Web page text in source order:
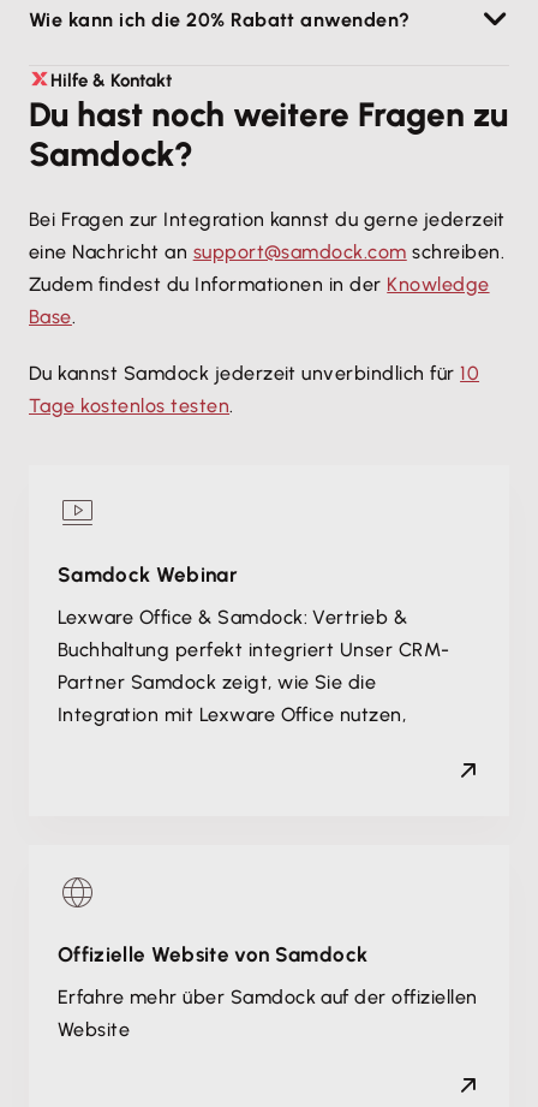
eine Nachricht an support@samdock.com schreiben.
Base.
Wie kann ich die 20% Rabatt anwenden?
Navigiere in Samdock in die Einstellungen und klicke
auf „Jetzt abonnieren“. Hinterlege nun dein
bevorzugtes Zahlungsmittel und gebe im Checkout
Gutschein ist nur bei jährlicher Abrechnung
einlösbar.
Hilfe & Kontakt
Du hast noch weitere Fragen zu
Samdock?
Bei Fragen zur Integration kannst du gerne jederzeit
eine Nachricht an support@samdock.com schreiben.
Zudem findest du Informationen in der Knowledge
Base.
Du kannst Samdock jederzeit unverbindlich für10
Tage kostenlos testen.
Samdock Webinar
Lexware Office & Samdock: Vertrieb &
Buchhaltung perfekt integriert Unser CRM-
Partner Samdock zeigt, wie Sie die
Integration mit Lexware Office nutzen,
Offizielle Website von Samdock
Erfahre mehr über Samdock auf der offiziellen
Website